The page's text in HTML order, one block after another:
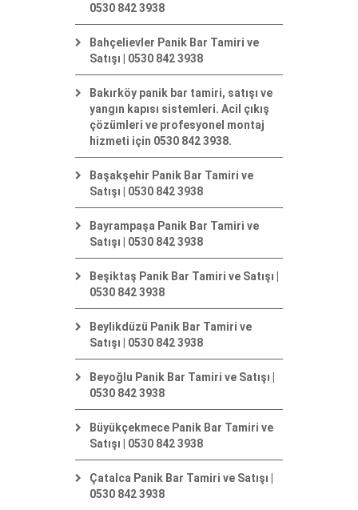
0530 842 3938
Bahçelievler Panik Bar Tamiri ve
Satışı | 0530 842 3938
Bakırköy panik bar tamiri, satışı ve
yangın kapısı sistemleri. Acil çıkış
çözümleri ve profesyonel montaj
hizmeti için 0530 842 3938.
Başakşehir Panik Bar Tamiri ve
Satışı | 0530 842 3938
Bayrampaşa Panik Bar Tamiri ve
Satışı | 0530 842 3938
Beşiktaş Panik Bar Tamiri ve Satışı |
0530 842 3938
Beylikdüzü Panik Bar Tamiri ve
Satışı | 0530 842 3938
Beyoğlu Panik Bar Tamiri ve Satışı |
0530 842 3938
Büyükçekmece Panik Bar Tamiri ve
Satışı | 0530 842 3938
Çatalca Panik Bar Tamiri ve Satışı |
0530 842 3938